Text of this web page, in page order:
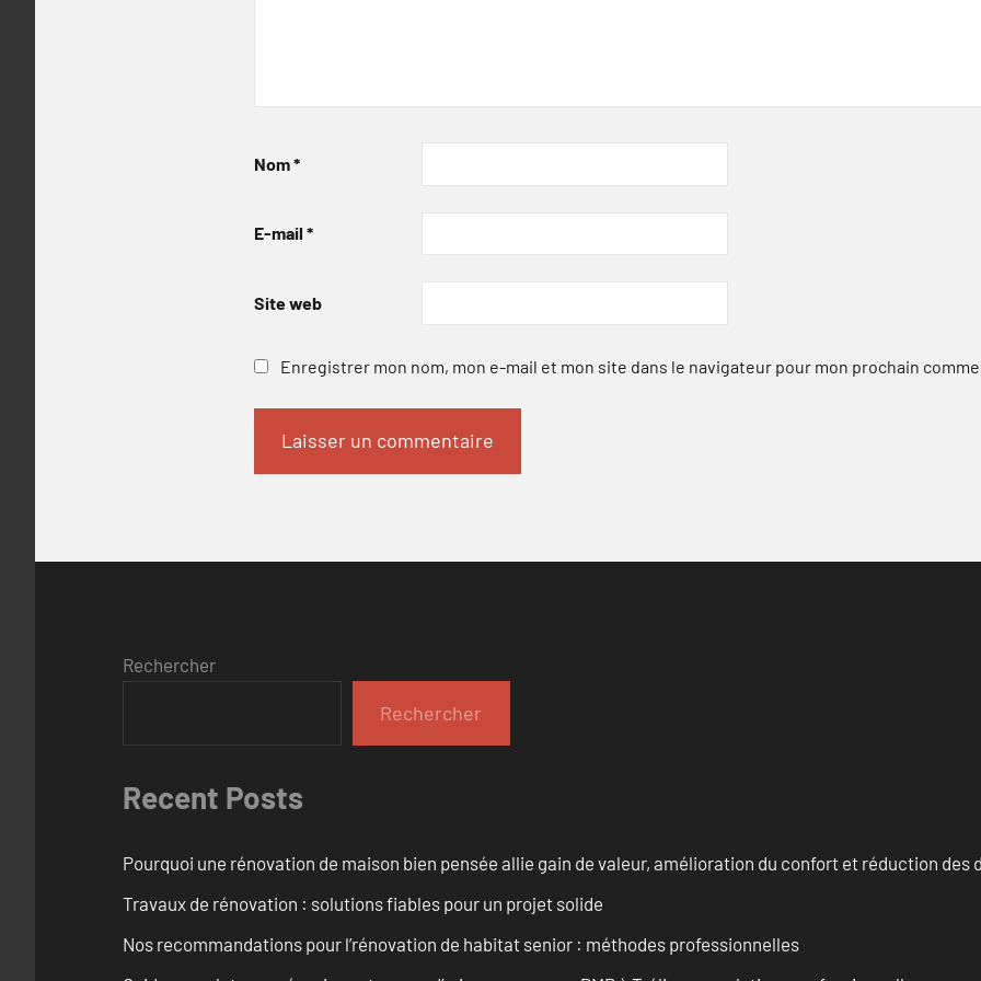
Nom*
E-mail *
Site web
Enregistrer mon nom, mon e-mail et mon site dans le navigateur pour mon prochain
Rechercher
Rechercher
Recent Posts
Pourquoi une rénovation de maison bien pensée allie gain de valeur, amélioration du confort et réduction des
Travaux de rénovation : solutions fiables pour un projet solide
Nos recommandations pour l’rénovation de habitat senior : méthodes professionnelles